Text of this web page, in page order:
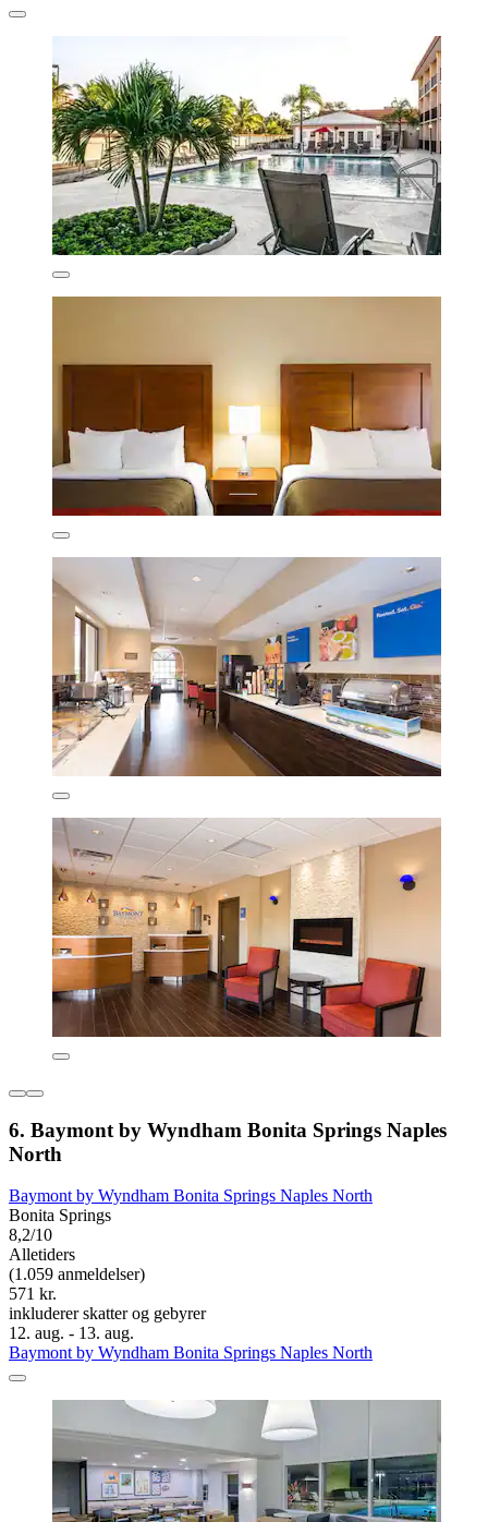
6. Baymont by Wyndham Bonita Springs Naples
North
Baymont by Wyndham Bonita Springs Naples North
Bonita Springs
8,2/10
Alletiders
(1.059 anmeldelser)
571 kr.
inkluderer skatter og gebyrer
12. aug. - 13. aug.
Baymont by Wyndham Bonita Springs Naples North